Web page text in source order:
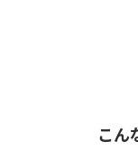
こん